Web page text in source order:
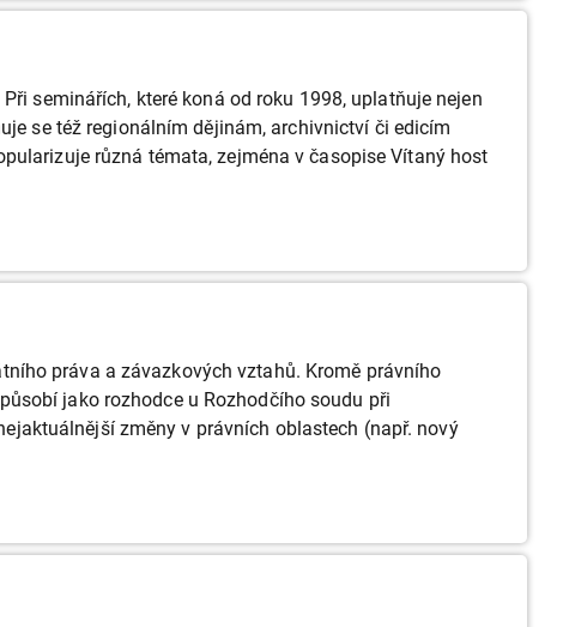
seminářích, které koná od roku 1998, uplatňuje nejen
se též regionálním dějinám, archivnictví či edicím
různá témata, zejména v časopise Vítaný host
práva a závazkových vztahů. Kromě právního
jako rozhodce u Rozhodčího soudu při
změny v právních oblastech (např. nový